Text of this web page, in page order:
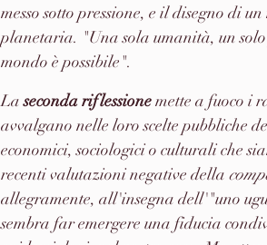
messo sotto pressione, e il disegno di
planetaria. "Una sola umanità, un
mondo è possibile".
La seconda riflessione mette a fuoco i
avvalgano nelle loro scelte pubbliche
economici, sociologici o culturali che
recenti valutazioni negative della
allegramente, all'insegna dell'"uno
sembra far emergere una fiducia